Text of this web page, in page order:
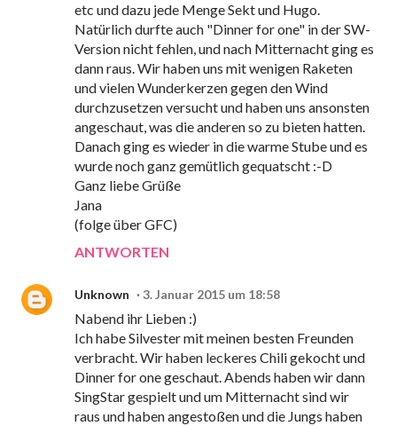
etc und dazu jede Menge Sekt und Hugo.
Natürlich durfte auch "Dinner for one" in der SW-
Version nicht fehlen, und nach Mitternacht ging es
dann raus. Wir haben uns mit wenigen Raketen
und vielen Wunderkerzen gegen den Wind
durchzusetzen versucht und haben uns ansonsten
angeschaut, was die anderen so zu bieten hatten.
Danach ging es wieder in die warme Stube und es
wurde noch ganz gemütlich gequatscht :-D
Ganz liebe Grüße
Jana
(folge über GFC)
ANTWORTEN
Unknown 3. Januar 2015 um 18:58
Nabend ihr Lieben :)
Ich habe Silvester mit meinen besten Freunden
verbracht. Wir haben leckeres Chili gekocht und
Dinner for one geschaut. Abends haben wir dann
SingStar gespielt und um Mitternacht sind wir
raus und haben angestoßen und die Jungs haben